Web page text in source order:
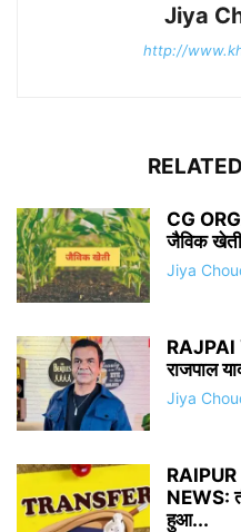
Jiya
http://
CG
जैविक खेती
Jiya
RAJPAl
राजपाल
Jiya
NEWS:
हुआ...